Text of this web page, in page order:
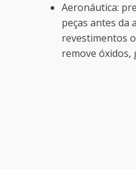
Aeronáutica:
peças antes da
revestimentos
remove óxidos,